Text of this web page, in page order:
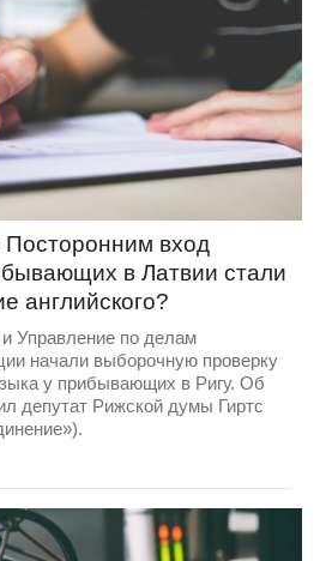
вход
в Латвии стали
английского?
Управление по делам
начали выборочную проверку
у прибывающих в Ригу. Об
депутат Рижской думы Гиртс